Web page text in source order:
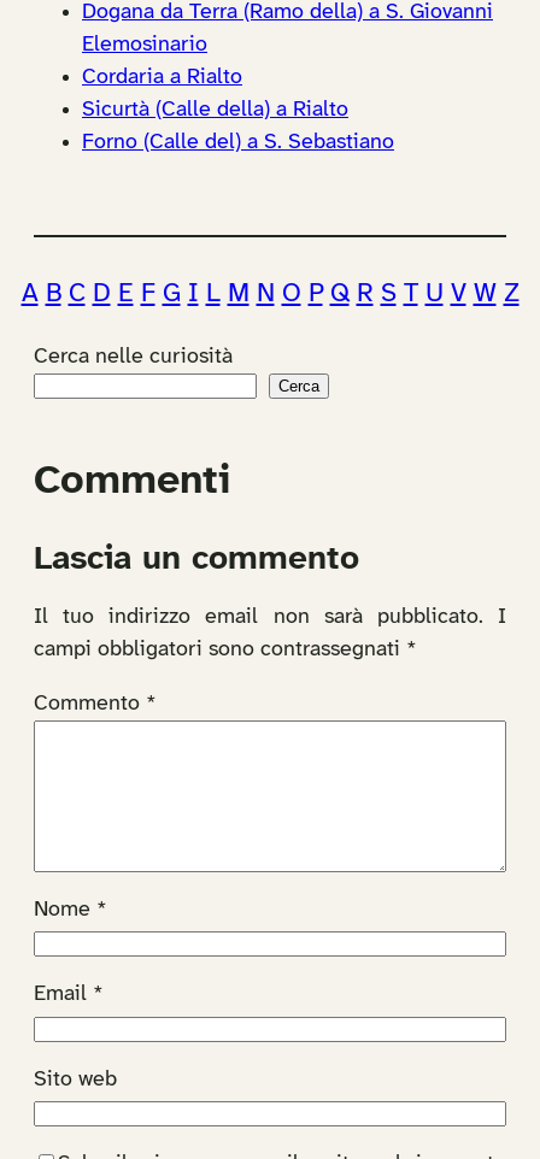
Dogana da Terra (Ramo della) a S. Giovanni
Elemosinario
Cordaria a Rialto
Sicurtà (Calle della) a Rialto
Forno (Calle del) a S. Sebastiano
A B C D E F G I L M N O P Q R S T U V W Z
Cerca nelle curiosità
Cerca
Commenti
Lascia un commento
Il tuo indirizzo email non sarà pubblicato.
I
campi obbligatori sono contrassegnati *
Commento *
Nome *
Email *
Sito web